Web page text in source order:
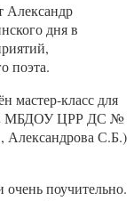
Александр
дня в
поэта.
мастер-класс для
2 МБДОУ ЦРР ДС №
Александрова С.Б.)
очень поучительно.